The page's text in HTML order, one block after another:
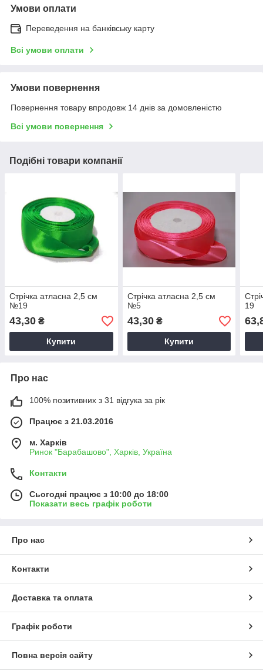
Умови оплати
Переведення на банківську карту
Всі умови оплати
Умови повернення
Повернення товару впродовж 14 днів за домовленістю
Всі умови повернення
Подібні товари компанії
Стрічка атласна 2,5 см
№19
43,30 ₴
Купити
Стрічка атласна 2,5 см
№5
43,30₴
Купити
19
Про нас
100% позитивних з 31 відгука за рік
Працює з 21.03.2016
м. Харків
Ринок "Барабашово", Харків, Україна
Контакти
Сьогодні працює з 10:00 до 18:00
Показати весь графік роботи
Про нас
Контакти
Доставка та оплата
Графік роботи
Повна версія сайту